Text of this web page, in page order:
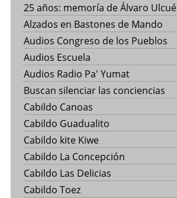
25 años: memoría de Álvaro Ulcué
Alzados en Bastones de Mando
Audios Congreso de los Pueblos
Audios Escuela
Audios Radio Pa' Yumat
Buscan silenciar las conciencias
Cabildo Canoas
Cabildo Guadualito
Cabildo kite Kiwe
Cabildo La Concepción
Cabildo Las Delicias
Cabildo Toez